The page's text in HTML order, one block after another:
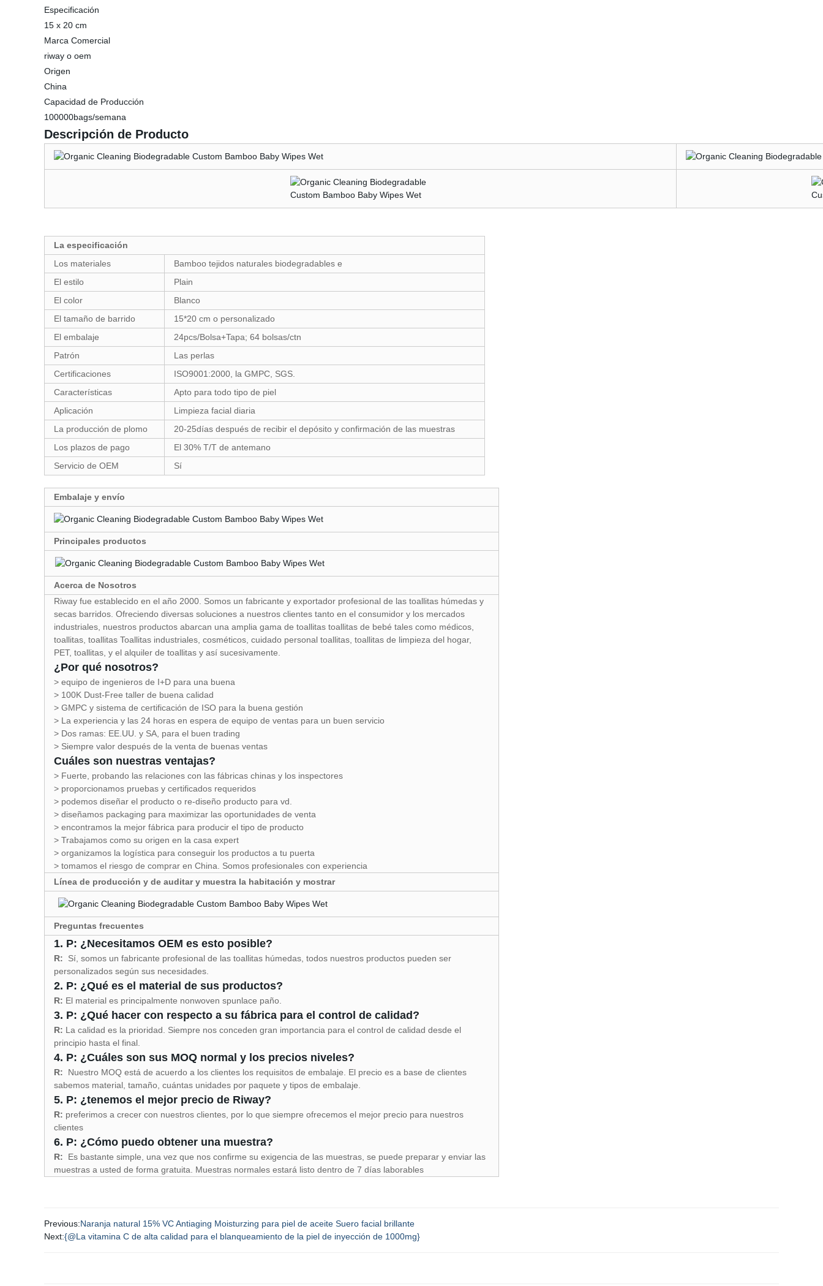
Especificación
15 x 20 cm
Marca Comercial
riway o oem
Origen
China
Capacidad de Producción
100000bags/semana
Descripción de Producto
La especificación
Los materiales
Bamboo tejidos naturales biodegradables e
El estilo
Plain
El color
Blanco
El tamaño de barrido
15*20 cm o personalizado
El embalaje
24pcs/Bolsa+Tapa; 64 bolsas/ctn
Patrón
Las perlas
Certificaciones
ISO9001:2000, la GMPC, SGS.
Características
Apto para todo tipo de piel
Aplicación
Limpieza facial diaria
La producción de plomo
20-25días después de recibir el depósito y confirmación de las muestras
Los plazos de pago
El 30% T/T de antemano
Servicio de OEM
Sí
Embalaje y envío
Principales productos
Acerca de Nosotros
Riway fue establecido en el año 2000. Somos un fabricante y exportador profesional de las toallitas húmedas y
secas barridos. Ofreciendo diversas soluciones a nuestros clientes tanto en el consumidor y los mercados
industriales, nuestros productos abarcan una amplia gama de toallitas toallitas de bebé tales como médicos,
toallitas, toallitas Toallitas industriales, cosméticos, cuidado personal toallitas, toallitas de limpieza del hogar,
PET, toallitas, y el alquiler de toallitas y así sucesivamente.
¿Por qué nosotros?
> equipo de ingenieros de I+D para una buena
> 100K Dust-Free taller de buena calidad
> GMPC y sistema de certificación de ISO para la buena gestión
> La experiencia y las 24 horas en espera de equipo de ventas para un buen servicio
> Dos ramas: EE.UU. y SA, para el buen trading
> Siempre valor después de la venta de buenas ventas
Cuáles son nuestras ventajas?
> Fuerte, probando las relaciones con las fábricas chinas y los inspectores
> proporcionamos pruebas y certificados requeridos
> podemos diseñar el producto o re-diseño producto para vd.
> diseñamos packaging para maximizar las oportunidades de venta
> encontramos la mejor fábrica para producir el tipo de producto
> Trabajamos como su origen en la casa expert
> organizamos la logística para conseguir los productos a tu puerta
> tomamos el riesgo de comprar en China. Somos profesionales con experiencia
Línea de producción y de auditar y muestra la habitación y mostrar
Preguntas frecuentes
1. P: ¿Necesitamos OEM es esto posible?
R:
Sí, somos un fabricante profesional de las toallitas húmedas, todos nuestros productos pueden ser
personalizados según sus necesidades.
2. P: ¿Qué es el material de sus productos?
R: El material es principalmente nonwoven spunlace paño.
3. P: ¿Qué hacer con respecto a su fábrica para el control de calidad?
R: La calidad es la prioridad. Siempre nos conceden gran importancia para el control de calidad desde el
principio hasta el final.
4. P: ¿Cuáles son sus MOQ normal y los precios niveles?
R:
Nuestro MOQ está de acuerdo a los clientes los requisitos de embalaje. El precio es a base de clientes
sabemos material, tamaño, cuántas unidades por paquete y tipos de embalaje.
5. P: ¿tenemos el mejor precio de Riway?
R: preferimos a crecer con nuestros clientes, por lo que siempre ofrecemos el mejor precio para nuestros
clientes
6. P: ¿Cómo puedo obtener una muestra?
R:
Es bastante simple, una vez que nos confirme su exigencia de las muestras, se puede preparar y enviar las
muestras a usted de forma gratuita. Muestras normales estará listo dentro de 7 días laborables
Previous:Naranja natural 15% VC Antiaging Moisturzing para piel de aceite Suero facial brillante
Next:{@La vitamina C de alta calidad para el blanqueamiento de la piel de inyección de 1000mg}